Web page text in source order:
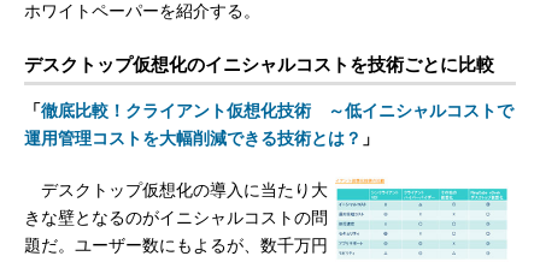
ホワイトペーパーを紹介する。
デスクトップ仮想化のイニシャルコストを技術ごとに比較
「徹底比較！クライアント仮想化技術 ～低イニシャルコストで
運用管理コストを大幅削減できる技術とは？ 」
デスクトップ仮想化の導入に当たり大
きな壁となるのがイニシャルコストの問
題だ。ユーザー数にもよるが、数千万円